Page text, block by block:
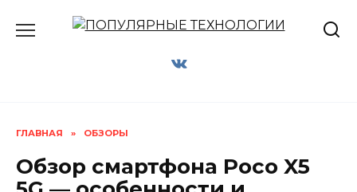
ГЛАВНАЯ » ОБЗОРЫ
Обзор смартфона Poco X5